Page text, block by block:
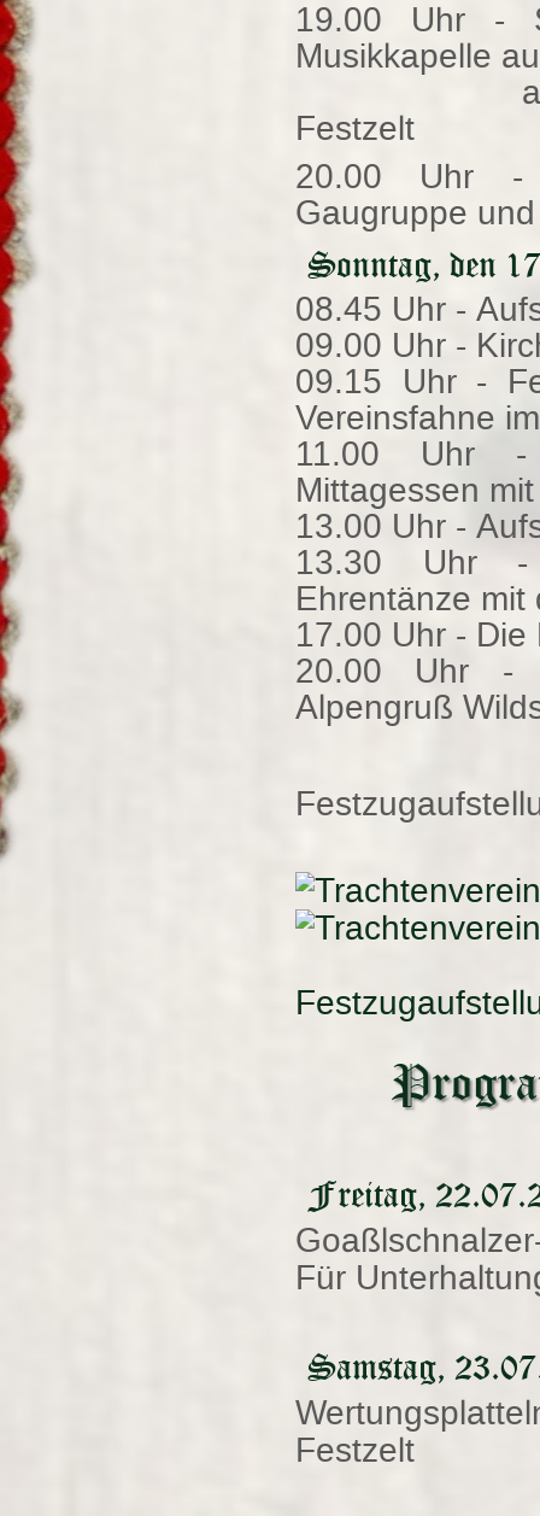
19.00 Uhr -
Musikkapelle
Festzelt
20.00 Uhr -
Gaugruppe
Sonntag, den
08.45 Uhr -
09.00 Uhr -
09.15 Uhr -
Vereinsfahne
11.00 Uhr -
Mittagessen
13.00 Uhr -
13.30 Uhr -
Ehrentänze mit
17.00 Uhr -
20.00 Uhr -
Alpengruß
Freitag,
Für
Samstag,
Festzelt